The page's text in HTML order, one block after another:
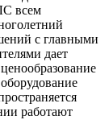
всем
с главными
дает
работают